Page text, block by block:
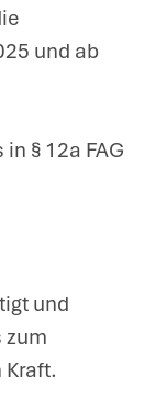
und ab
§ 12a FAG
und
zum